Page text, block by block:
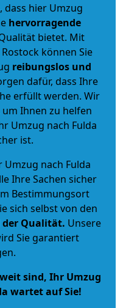
dass hier Umzug
hervorragende
bietet. Mit
können Sie
reibungslos und
dafür, dass Ihre
erfüllt werden. Wir
Ihnen zu helfen
Umzug nach Fulda
ist.
nach Fulda
Ihre Sachen sicher
Bestimmungsort
sich selbst von den
der Qualität. Unsere
Sie garantiert
sind, Ihr Umzug
wartet auf Sie!